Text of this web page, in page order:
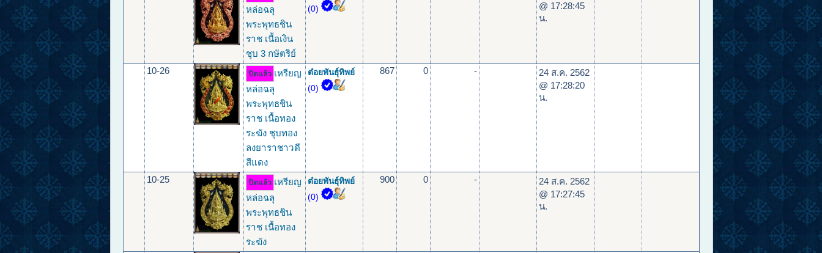
หล่อฉลุ
พระพุทธชิน
ราช เนื้อเงิน
ชุบ 3 กษัตริย์
(0)
@ 17:28:45
น.
10-26 ปิดแล้ว เหรียญ
หล่อฉลุ
พระพุทธชิน
ราช เนื้อทอง
ระฆัง ชุบทอง
ลงยาราชาวดี
สีแดง
ต๋อยพันธุ์ทิพย์
(0)
867 0 -
24 ส.ค. 2562
@ 17:28:20
น.
10-25 ปิดแล้ว เหรียญ
หล่อฉลุ
พระพุทธชิน
ราช เนื้อทอง
ระฆัง
ต๋อยพันธุ์ทิพย์
(0)
900 0 -
24 ส.ค. 2562
@ 17:27:45
น.